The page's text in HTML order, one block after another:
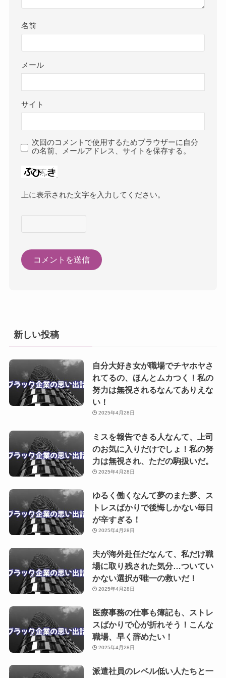
名前
メール
サイト
次回のコメントで使用するためブラウザーに自分
の名前、メールアドレス、サイトを保存する。
上に表示された文字を入力してください。
新しい投稿
自分大好き女が職場でチヤホヤさ
れてるの、ほんとムカつく！私の
努力は無視されるなんてありえな
い！
2025年4月28日
ミスを報告できる人なんて、上司
のお気に入りだけでしょ！私の努
力は無視され、ただの駒扱いだ。
2025年4月28日
ゆるく働くなんて夢のまた夢、ス
トレスばかりで後悔しかない毎日
が辛すぎる！
2025年4月28日
夫が海外赴任だなんて、私だけ職
場に取り残された気分…ついてい
かない選択が唯一の救いだ！
2025年4月28日
医療事務の仕事も簿記も、ストレ
スばかりで心が折れそう！こんな
職場、早く辞めたい！
2025年4月28日
派遣社員のレベル低い人たちと一